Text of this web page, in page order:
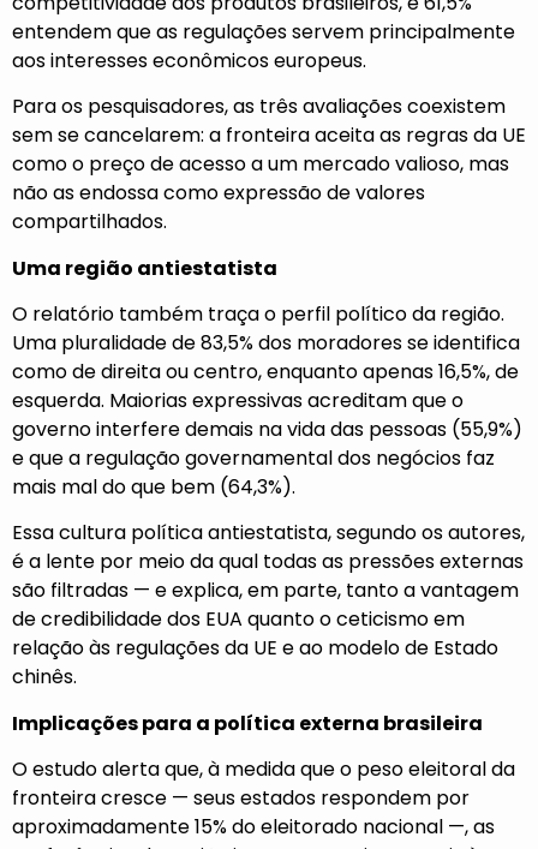
entendem que as regulações servem principalmente
aos interesses econômicos europeus.
Para os pesquisadores, as três avaliações coexistem
sem se cancelarem: a fronteira aceita as regras da UE
como o preço de acesso a um mercado valioso, mas
não as endossa como expressão de valores
compartilhados.
Uma região antiestatista
O relatório também traça o perfil político da região.
Uma pluralidade de 83,5% dos moradores se identifica
como de direita ou centro, enquanto apenas 16,5%, de
esquerda. Maiorias expressivas acreditam que o
governo interfere demais na vida das pessoas (55,9%)
e que a regulação governamental dos negócios faz
mais mal do que bem (64,3%).
Essa cultura política antiestatista, segundo os autores,
é a lente por meio da qual todas as pressões externas
são filtradas — e explica, em parte, tanto a vantagem
de credibilidade dos EUA quanto o ceticismo em
relação às regulações da UE e ao modelo de Estado
chinês.
Implicações para a política externa brasileira
O estudo alerta que, à medida que o peso eleitoral da
fronteira cresce — seus estados respondem por
aproximadamente 15% do eleitorado nacional —, as